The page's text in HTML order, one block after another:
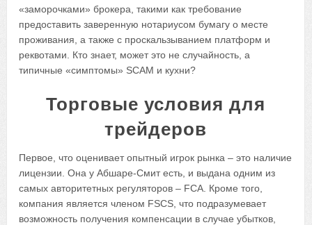
«заморочками» брокера, такими как требование
предоставить заверенную нотариусом бумагу о месте
проживания, а также с проскальзыванием платформ и
реквотами. Кто знает, может это не случайность, а
типичные «симптомы» SCAM и кухни?
Торговые условия для
трейдеров
Первое, что оценивает опытный игрок рынка – это наличие
лицензии. Она у Абшаре-Смит есть, и выдана одним из
самых авторитетных регуляторов – FCA. Кроме того,
компания является членом FSCS, что подразумевает
возможность получения компенсации в случае убытков,